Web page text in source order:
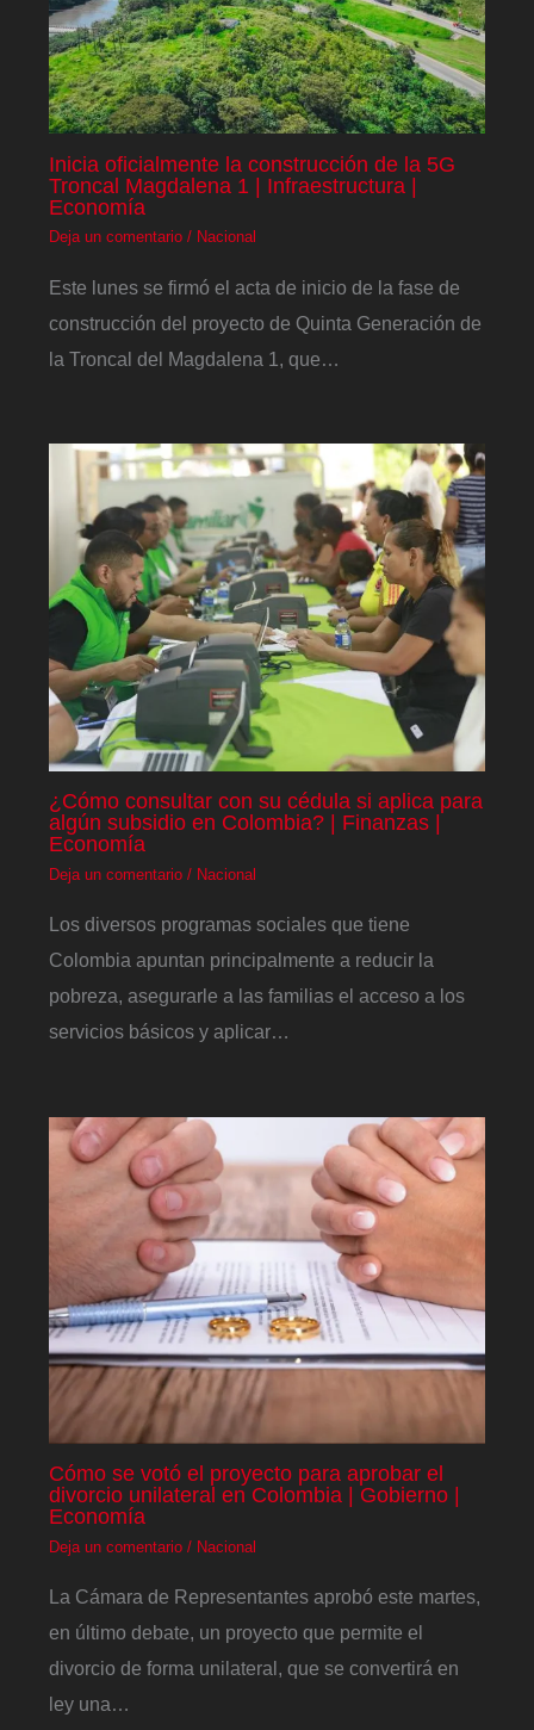
Inicia oficialmente la construcción de la 5G
Troncal Magdalena 1 | Infraestructura |
Economía
Deja un comentario / Nacional
Este lunes se firmó el acta de inicio de la fase de
construcción del proyecto de Quinta Generación de
la Troncal del Magdalena 1, que…
¿Cómo consultar con su cédula si aplica para
algún subsidio en Colombia? | Finanzas |
Economía
Deja un comentario / Nacional
Los diversos programas sociales que tiene
Colombia apuntan principalmente a reducir la
pobreza, asegurarle a las familias el acceso a los
servicios básicos y aplicar…
Cómo se votó el proyecto para aprobar el
divorcio unilateral en Colombia | Gobierno |
Economía
Deja un comentario / Nacional
La Cámara de Representantes aprobó este martes,
en último debate, un proyecto que permite el
divorcio de forma unilateral, que se convertirá en
ley una…